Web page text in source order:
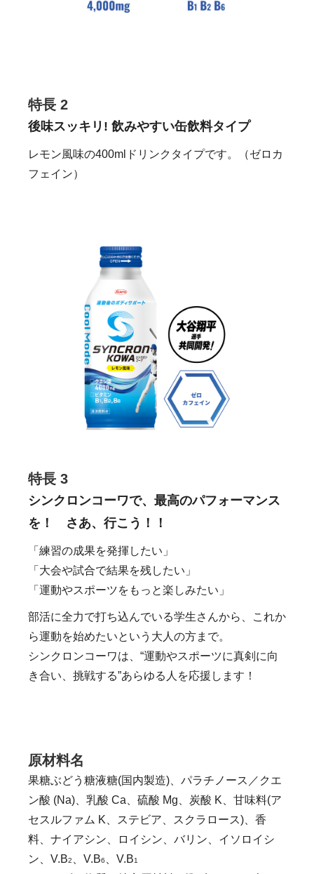
特長 2
後味スッキリ! 飲みやすい缶飲料タイプ
レモン風味の400mlドリンクタイプです。（ゼロカ
フェイン）
特長 3
シンクロンコーワで、最高のパフォーマンス
を！ さあ、行こう！！
「練習の成果を発揮したい」
「大会や試合で結果を残したい」
「運動やスポーツをもっと楽しみたい」
部活に全力で打ち込んでいる学生さんから、これか
ら運動を始めたいという大人の方まで。
シンクロンコーワは、“運動やスポーツに真剣に向
き合い、挑戦する”あらゆる人を応援します！
原材料名
果糖ぶどう糖液糖(国内製造)、パラチノース／クエ
ン酸 (Na)、乳酸 Ca、硫酸 Mg、炭酸 K、甘味料(ア
セスルファム K、ステビア、スクラロース)、香
料、ナイアシン、ロイシン、バリン、イソロイシ
ン、V.B2 、V.B6 、V.B1